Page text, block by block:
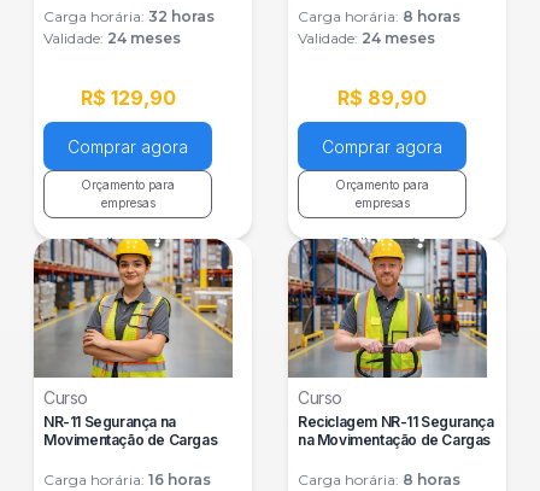
Carga horária: 32 horas
Validade: 24 meses
R$ 129,90
Comprar agora
Orçamento para
empresas
Saiba mais
Carga horária: 8 horas
Validade: 24 meses
R$ 89,90
Comprar agora
Orçamento para
empresas
Saiba mais
Curso
NR-11 Segurança na
Movimentação de Cargas
Carga horária: 16 horas
Curso
Reciclagem NR-11 Segurança
na Movimentação de Cargas
Carga horária: 8 horas